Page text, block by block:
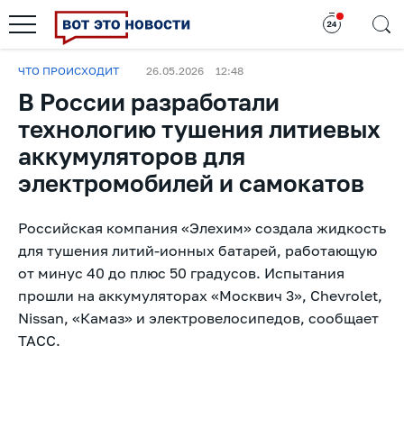
ЧТО ПРОИСХОДИТ 26.05.2026 12:48
В России разработали
технологию тушения литиевых
аккумуляторов для
электромобилей и самокатов
Российская компания «Элехим» создала жидкость
для тушения литий-ионных батарей, работающую
от минус 40 до плюс 50 градусов. Испытания
прошли на аккумуляторах «Москвич 3», Chevrolet,
Nissan, «Камаз» и электровелосипедов, сообщает
ТАСС.